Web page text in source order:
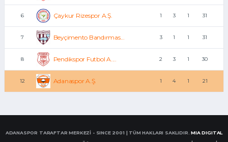
6 Çaykur Rizespor A.Ş. 1 3 1 31
7 Beyçimento Bandırmas... 3 1 1 31
8 Pendikspor Futbol A.... 2 3 1 30
12 Adanaspor A.Ş. 1 4 1 21
ADANASPOR TARAFTAR MERKEZİ - SINCE 2001 | TÜM HAKLARI SAKLIDIR.MIA DIGITAL